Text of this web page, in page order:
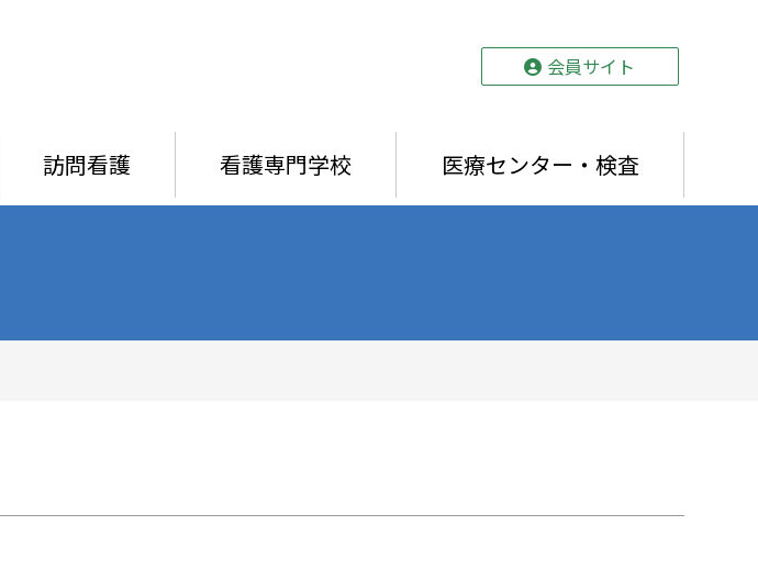
会員サイト
訪問看護 看護専門学校 医療センター・検査